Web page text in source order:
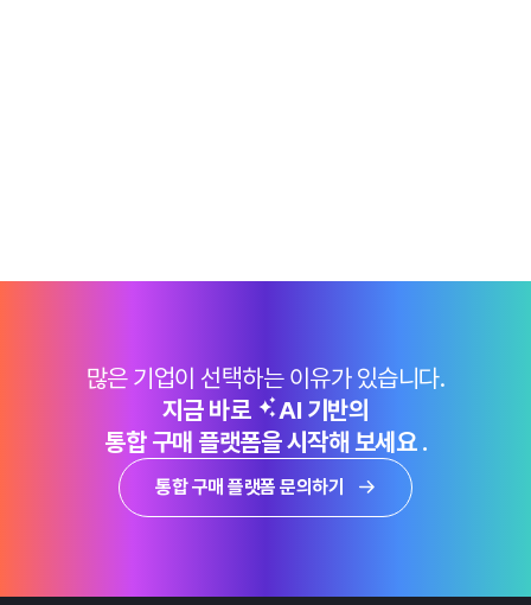
많은 기업이 선택하는 이유가 있습니다.
지금 바로
AI 기반의
통합 구매 플랫폼을 시작해 보세요 .
통합 구매 플랫폼 문의하기